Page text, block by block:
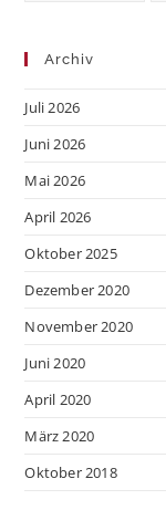
Archiv
Juli 2026
Juni 2026
Mai 2026
April 2026
Oktober 2025
Dezember 2020
November 2020
Juni 2020
April 2020
März 2020
Oktober 2018